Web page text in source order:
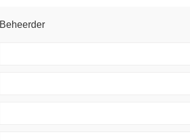
Beheerder